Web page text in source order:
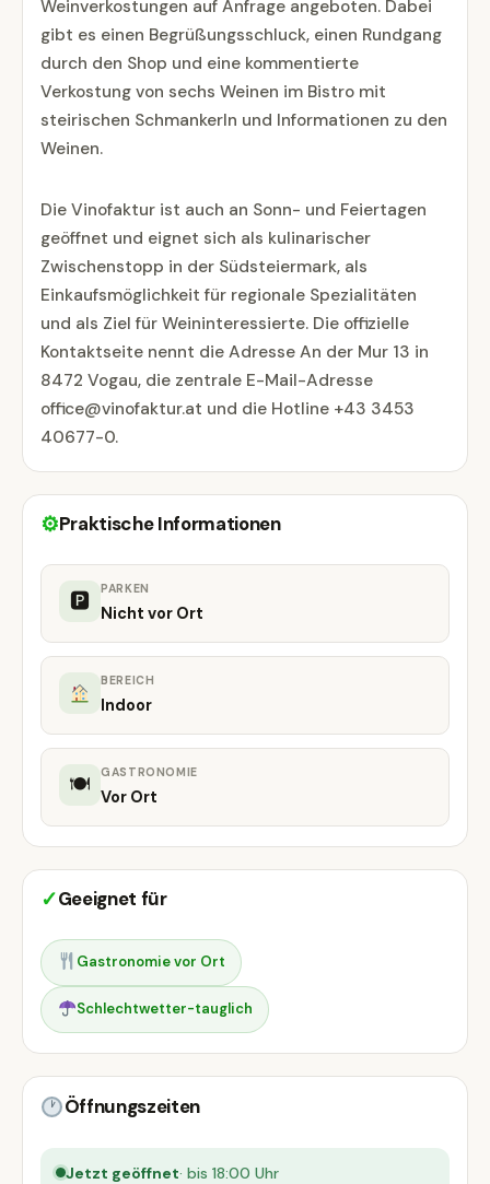
Weinverkostungen auf Anfrage angeboten. Dabei
gibt es einen Begrüßungsschluck, einen Rundgang
durch den Shop und eine kommentierte
Verkostung von sechs Weinen im Bistro mit
steirischen Schmankerln und Informationen zu den
Weinen.
Die Vinofaktur ist auch an Sonn- und Feiertagen
geöffnet und eignet sich als kulinarischer
Zwischenstopp in der Südsteiermark, als
Einkaufsmöglichkeit für regionale Spezialitäten
und als Ziel für Weininteressierte. Die offizielle
Kontaktseite nennt die Adresse An der Mur 13 in
8472 Vogau, die zentrale E-Mail-Adresse
office@vinofaktur.at und die Hotline +43 3453
40677-0.
⚙Praktische Informationen
🅿 PARKEN
Nicht vor Ort
BEREICH
Indoor
🍽 GASTRONOMIE
Vor Ort
✓Geeignet für
Gastronomie vor Ort
Schlechtwetter-tauglich
Öffnungszeiten
Jetzt geöffnet· bis 18:00 Uhr